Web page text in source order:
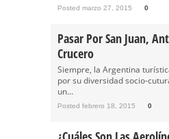
Posted marzo 27, 2015 0
Pasar Por San Juan,
Crucero
Siempre, la Argentina
por su diversidad socio-
un...
Posted febrero 18, 2015 0